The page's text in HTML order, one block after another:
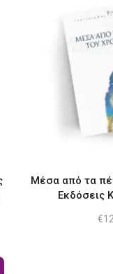
Μέσα από τα
Εκδόσεις
€